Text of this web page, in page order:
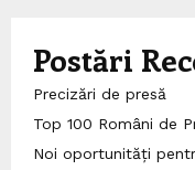
Postări
Precizări de presă
Top 100 Români de
Noi oportunități